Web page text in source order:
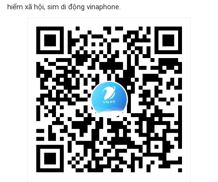
hiểm xã hội, sim di động vinaphone.